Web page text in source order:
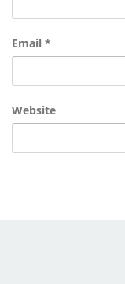
Email *
Website